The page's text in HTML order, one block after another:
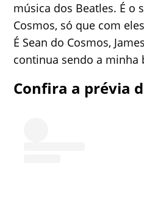
música dos Beatles. É o
Cosmos, só que com
É Sean do Cosmos,
continua sendo a minha
Confira a prévia